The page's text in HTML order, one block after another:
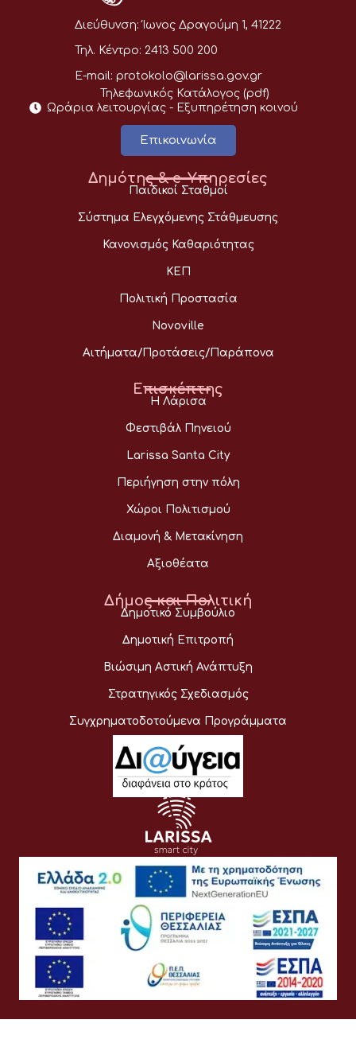
Διεύθυνση: Ίωνος Δραγούμη 1, 41222
Τηλ. Κέντρο: 2413 500 200
E-mail: protokolo@larissa.gov.gr
Τηλεφωνικός Κατάλογος (pdf)
Ωράρια λειτουργίας - Eξυπηρέτηση κοινού
Επικοινωνία
Δημότης & e-Υπηρεσίες
Παιδικοί Σταθμοί
Σύστημα Ελεγχόμενης Στάθμευσης
Κανονισμός Καθαριότητας
ΚΕΠ
Πολιτική Προστασία
Novoville
Αιτήματα/Προτάσεις/Παράπονα
Επισκέπτης
Η Λάρισα
Φεστιβάλ Πηνειού
Larissa Santa City
Περιήγηση στην πόλη
Χώροι Πολιτισμού
Διαμονή & Μετακίνηση
Αξιοθέατα
Δήμος και Πολιτική
Δημοτικό Συμβούλιο
Δημοτική Επιτροπή
Βιώσιμη Αστική Ανάπτυξη
Στρατηγικός Σχεδιασμός
Συγχρηματοδοτούμενα Προγράμματα